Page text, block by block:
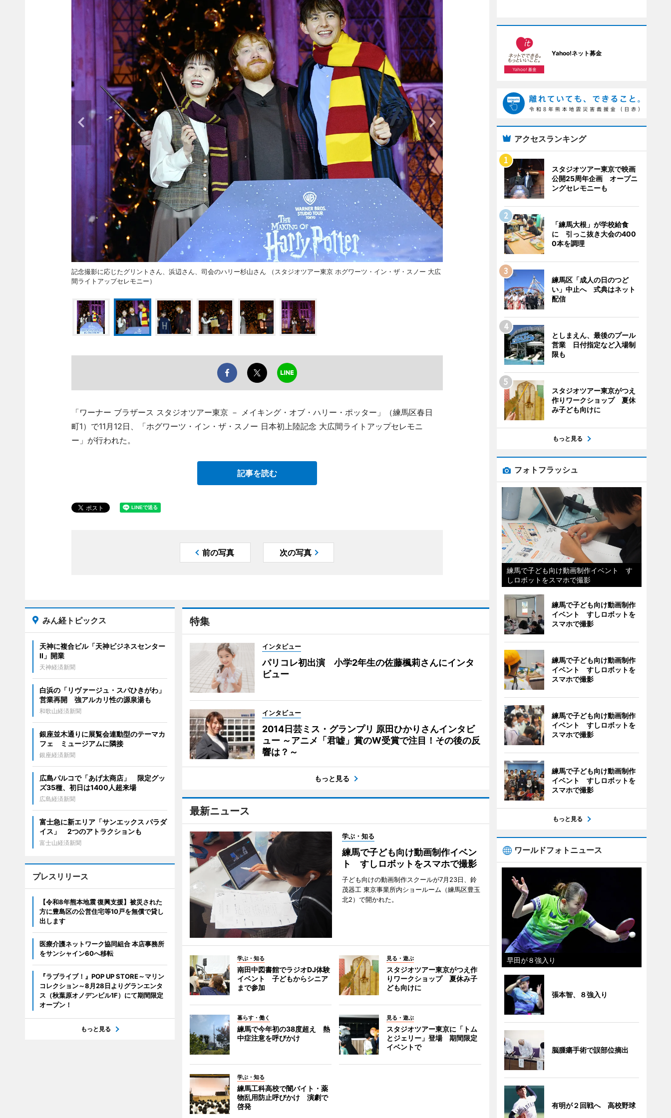
記念撮影に応じたグリントさん、浜辺さん、司会のハリー杉山さん （スタジオツアー東京 ホグワーツ・イン・ザ・スノー 大広
間ライトアップセレモニー）
「ワーナー ブラザース スタジオツアー東京 － メイキング・オブ・ハリー・ポッター」（練馬区春日
町1）で11月12日、「ホグワーツ・イン・ザ・スノー 日本初上陸記念 大広間ライトアップセレモニ
ー」が行われた。
記事を読む
前の写真 次の写真
特集
インタビュー
パリコレ初出演 小学2年生の佐藤楓莉さんにインタ
ビュー
インタビュー
2014日芸ミス・グランプリ 原田ひかりさんインタビ
ュー ～アニメ「君嘘」賞のW受賞で注目！その後の反
響は？～
もっと見る
最新ニュース
学ぶ・知る
練馬で子ども向け動画制作イベン
ト すしロボットをスマホで撮影
子ども向けの動画制作スクールが7月23日、鈴
茂器工 東京事業所内ショールーム（練馬区豊玉
北2）で開かれた。
学ぶ・知る
南田中図書館でラジオDJ体験
イベント 子どもからシニア
まで参加
見る・遊ぶ
スタジオツアー東京がつえ作
りワークショップ 夏休み子
ども向けに
暮らす・働く
練馬で今年初の38度超え 熱
中症注意を呼びかけ
見る・遊ぶ
スタジオツアー東京に「トム
とジェリー」登場 期間限定
イベントで
学ぶ・知る
練馬工科高校で闇バイト・薬
物乱用防止呼びかけ 演劇で
啓発
みん経トピックス
天神に複合ビル「天神ビジネスセンター
II」開業
天神経済新聞
白浜の「リヴァージュ・スパひきがわ」
営業再開 強アルカリ性の源泉湯も
和歌山経済新聞
銀座並木通りに展覧会連動型のテーマカ
フェ ミュージアムに隣接
銀座経済新聞
広島パルコで「あげ太商店」 限定グッ
ズ35種、初日は1400人超来場
広島経済新聞
富士急に新エリア「サンエックス パラダ
イス」 2つのアトラクションも
富士山経済新聞
プレスリリース
【令和8年熊本地震 復興支援】被災された
方に豊島区の公営住宅等10戸を無償で貸し
出します
医療介護ネットワーク協同組合 本店事務所
をサンシャイン60へ移転
『ラブライブ！』POP UP STORE～マリン
コレクション～8月28日よりグランエンタ
ス（秋葉原オノデンビル1F）にて期間限定
オープン！
もっと見る
Yahoo!ネット募金
アクセスランキング
スタジオツアー東京で映画
公開25周年企画 オープニ
ングセレモニーも
「練馬大根」が学校給食
に 引っこ抜き大会の400
0本を調理
練馬区「成人の日のつど
い」中止へ 式典はネット
配信
としまえん、最後のプール
営業 日付指定など入場制
限も
スタジオツアー東京がつえ
作りワークショップ 夏休
み子ども向けに
もっと見る
フォトフラッシュ
練馬で子ども向け動画制作イベント す
しロボットをスマホで撮影
練馬で子ども向け動画制作
イベント すしロボットを
スマホで撮影
練馬で子ども向け動画制作
イベント すしロボットを
スマホで撮影
練馬で子ども向け動画制作
イベント すしロボットを
スマホで撮影
練馬で子ども向け動画制作
イベント すしロボットを
スマホで撮影
もっと見る
ワールドフォトニュース
早田が８強入り
張本智、８強入り
脳腫瘍手術で誤部位摘出
有明が２回戦へ 高校野球